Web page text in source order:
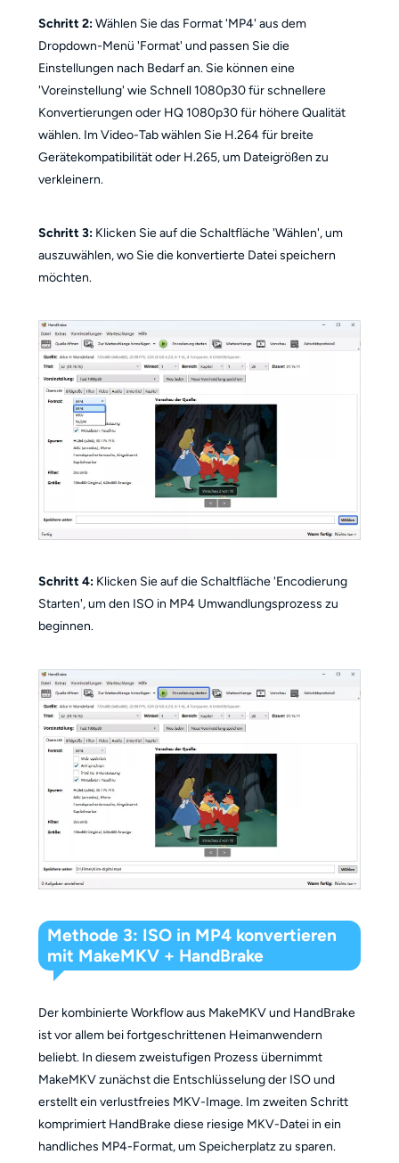
Schritt 2:Wählen Sie das Format 'MP4' aus dem
Dropdown-Menü 'Format' und passen Sie die
Einstellungen nach Bedarf an. Sie können eine
'Voreinstellung' wie Schnell 1080p30 für schnellere
Konvertierungen oder HQ 1080p30 für höhere Qualität
wählen. Im Video-Tab wählen Sie H.264 für breite
Gerätekompatibilität oder H.265, um Dateigrößen zu
verkleinern.
Schritt 3:Klicken Sie auf die Schaltfläche 'Wählen', um
auszuwählen, wo Sie die konvertierte Datei speichern
möchten.
Schritt 4: Klicken Sie auf die Schaltfläche 'Encodierung
Starten', um den ISO in MP4 Umwandlungsprozess zu
beginnen.
Methode 3: ISO in MP4 konvertieren
mit MakeMKV + HandBrake
Der kombinierte Workflow aus MakeMKV und HandBrake
ist vor allem bei fortgeschrittenen Heimanwendern
beliebt. In diesem zweistufigen Prozess übernimmt
MakeMKV zunächst die Entschlüsselung der ISO und
erstellt ein verlustfreies MKV-Image. Im zweiten Schritt
komprimiert HandBrake diese riesige MKV-Datei in ein
handliches MP4-Format, um Speicherplatz zu sparen.